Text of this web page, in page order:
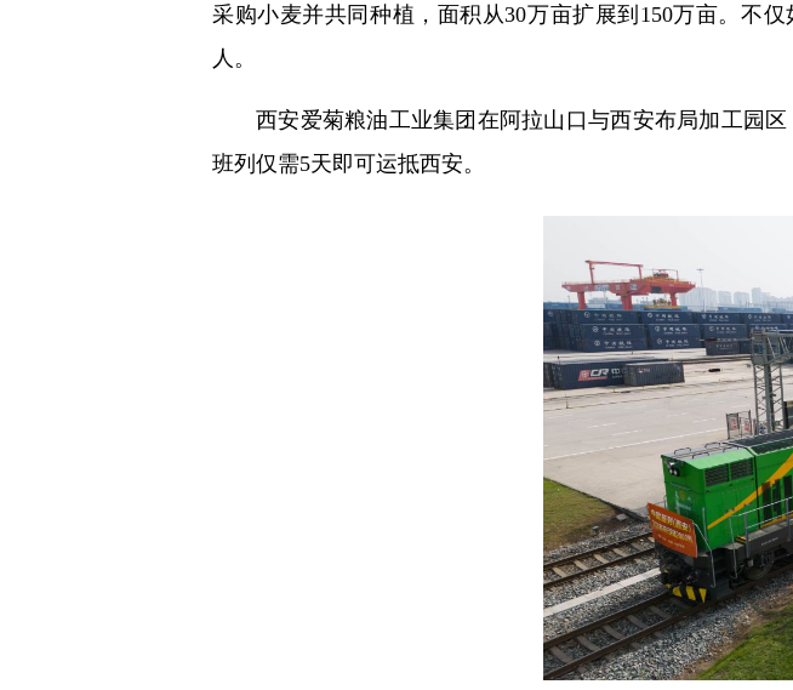
采购小麦并共同种植，面积从30万亩扩展到150万亩。不
人。
西安爱菊粮油工业集团在阿拉山口与西安布局加工园
班列仅需5天即可运抵西安。